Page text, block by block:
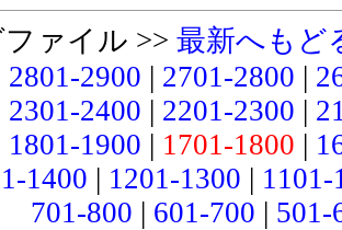
ファイル >> 最新へもど
2801-2900 | 2701-2800 |
2301-2400 | 2201-2300 |
1801-1900 | 1701-1800 |
1400 | 1201-1300 |
701-800 | 601-700 |